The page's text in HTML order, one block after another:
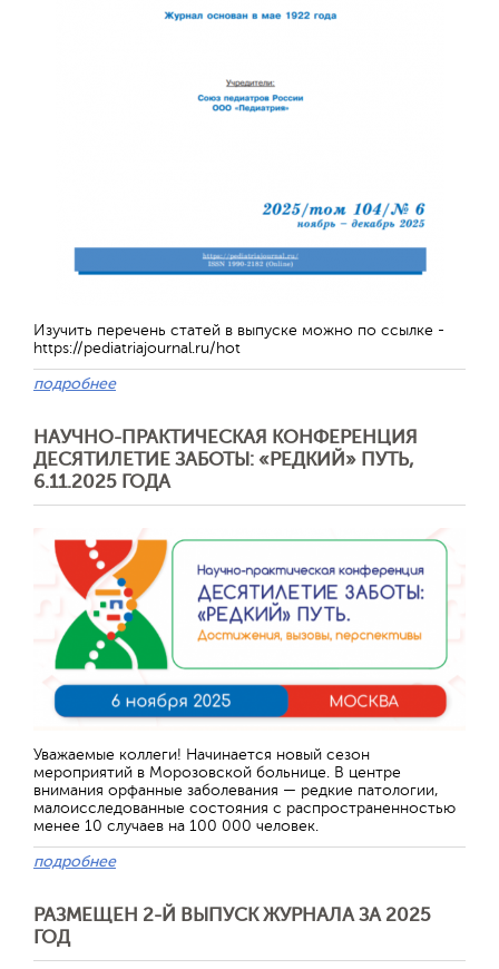
Изучить перечень статей в выпуске можно по ссылке -
https://pediatriajournal.ru/hot
подробнее
НАУЧНО-ПРАКТИЧЕСКАЯ КОНФЕРЕНЦИЯ
ДЕСЯТИЛЕТИЕ ЗАБОТЫ: «РЕДКИЙ» ПУТЬ,
6.11.2025 ГОДА
Уважаемые коллеги! Начинается новый сезон
мероприятий в Морозовской больнице. В центре
внимания орфанные заболевания — редкие патологии,
малоисследованные состояния с распространенностью
менее 10 случаев на 100 000 человек.
подробнее
РАЗМЕЩЕН 2-Й ВЫПУСК ЖУРНАЛА ЗА 2025
ГОД
Отправить